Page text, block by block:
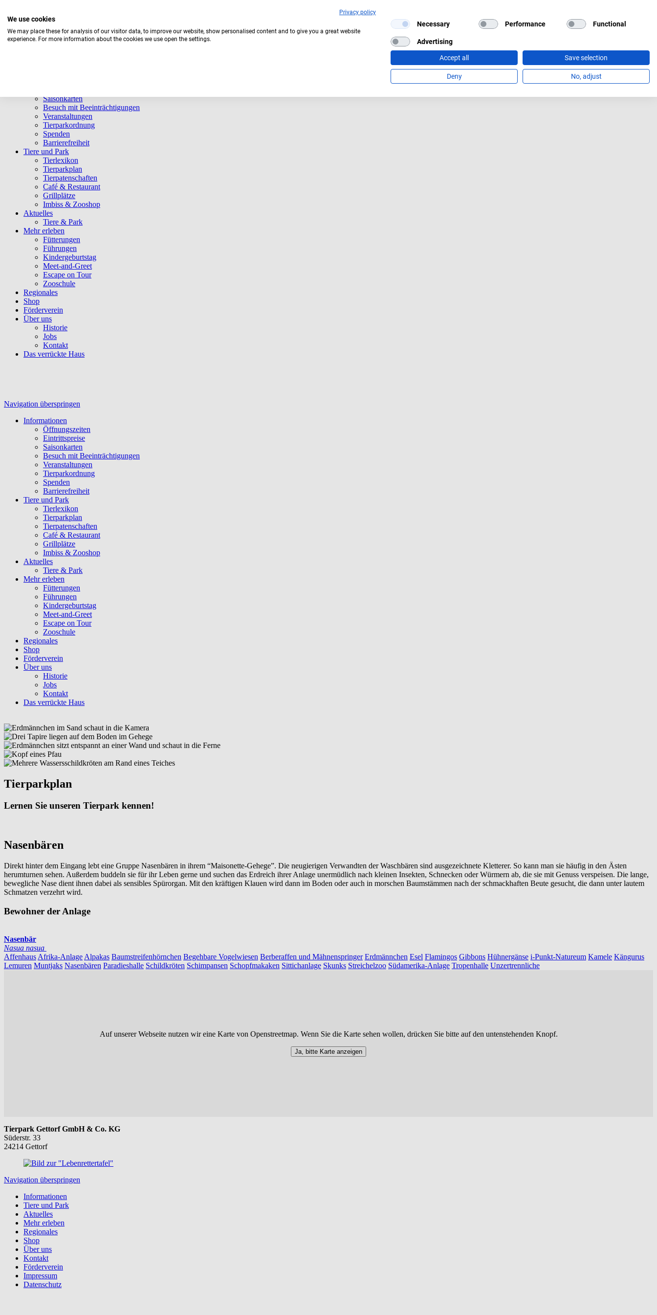
Aktuelles Wetter:20°C Bedeckt
Saisonkarten
Besuch mit Beeinträchtigungen
Veranstaltungen
Tierparkordnung
Spenden
Barrierefreiheit
Tiere und Park
Tierlexikon
Tierparkplan
Tierpatenschaften
Café & Restaurant
Grillplätze
Imbiss & Zooshop
Aktuelles
Tiere & Park
Mehr erleben
Fütterungen
Führungen
Kindergeburtstag
Meet-and-Greet
Escape on Tour
Zooschule
Regionales
Shop
Förderverein
Über uns
Historie
Jobs
Kontakt
Das verrückte Haus
Navigation überspringen
Informationen
Öffnungszeiten
Eintrittspreise
Saisonkarten
Besuch mit Beeinträchtigungen
Veranstaltungen
Tierparkordnung
Spenden
Barrierefreiheit
Tiere und Park
Tierlexikon
Tierparkplan
Tierpatenschaften
Café & Restaurant
Grillplätze
Imbiss & Zooshop
Aktuelles
Tiere & Park
Mehr erleben
Fütterungen
Führungen
Kindergeburtstag
Meet-and-Greet
Escape on Tour
Zooschule
Regionales
Shop
Förderverein
Über uns
Historie
Jobs
Kontakt
Das verrückte Haus
Tierparkplan
Lernen Sie unseren Tierpark kennen!
Nasenbären
Direkt hinter dem Eingang lebt eine Gruppe Nasenbären in ihrem “Maisonette-Gehege”. Die neugierigen Verwandten der Waschbären sind ausgezeichnete Kletterer. So kann man sie häufig in den Ästen
herumturnen sehen. Außerdem buddeln sie für ihr Leben gerne und suchen das Erdreich ihrer Anlage unermüdlich nach kleinen Insekten, Schnecken oder Würmern ab, die sie mit Genuss verspeisen. Die lange,
bewegliche Nase dient ihnen dabei als sensibles Spürorgan. Mit den kräftigen Klauen wird dann im Boden oder auch in morschen Baumstämmen nach der schmackhaften Beute gesucht, die dann unter lautem
Schmatzen verzehrt wird.
Bewohner der Anlage
Nasenbär
Nasua nasua
Affenhaus Afrika-Anlage Alpakas Baumstreifenhörnchen Begehbare Vogelwiesen Berberaffen und Mähnenspringer Erdmännchen Esel Flamingos Gibbons Hühnergänse i-Punkt-Natureum Kamele Kängurus
Lemuren Muntjaks Nasenbären Paradieshalle Schildkröten Schimpansen Schopfmakaken Sittichanlage Skunks Streichelzoo Südamerika-Anlage Tropenhalle Unzertrennliche
Auf unserer Webseite nutzen wir eine Karte von Openstreetmap. Wenn Sie die Karte sehen wollen, drücken Sie bitte auf den untenstehenden Knopf.
Ja, bitte Karte anzeigen
Tierpark Gettorf GmbH & Co. KG
Süderstr. 33
24214 Gettorf
Navigation überspringen
Informationen
Tiere und Park
Aktuelles
Mehr erleben
Regionales
Shop
Über uns
Kontakt
Förderverein
Impressum
Datenschutz
Privacy policy
We use cookies
We may place these for analysis of our visitor data, to improve our website, show personalised content and to give you a great website
experience. For more information about the cookies we use open the settings.
Necessary Performance Functional
Advertising
Accept all Save selection
Deny No, adjust